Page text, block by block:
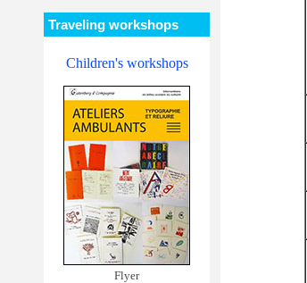
Traveling workshops
Children's workshops
Flyer